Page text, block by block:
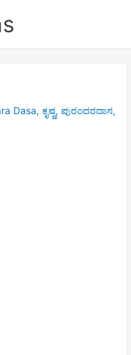
Dasa,ಕೃಷ್ಣ,ಪುರಂದರದಾಸ,